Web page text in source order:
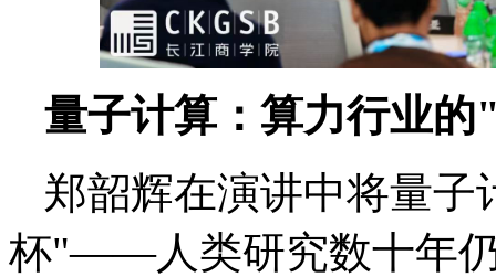
量子计算：算力行业
郑韶辉在演讲中将量
杯"——人类研究数十年